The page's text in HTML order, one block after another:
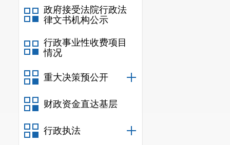
政府接受法院行政法
律文书机构公示
行政事业性收费项目
情况
重大决策预公开
财政资金直达基层
行政执法